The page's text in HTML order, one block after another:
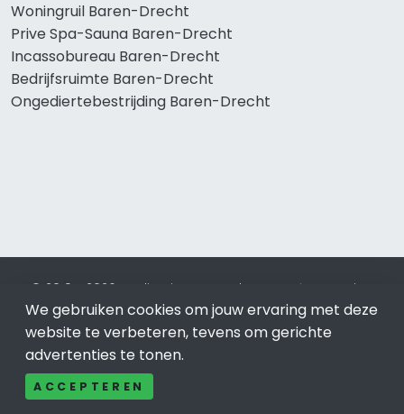
Woningruil Baren-Drecht
Prive Spa-Sauna Baren-Drecht
Incassobureau Baren-Drecht
Bedrijfsruimte Baren-Drecht
Ongediertebestrijding Baren-Drecht
© 2019 - 2026 Realisatie en SEO door SEO-bureau
Lion
Internet. Betaal alleen voor bewezen resultaten?SEO
optimalisatie No Cure No Pay.Baren-Drechtis onderdeel
van Lion Internet.
We gebruiken cookies om jouw ervaring met deze
website te verbeteren, tevens om gerichte
advertenties te tonen.
ACCEPTEREN